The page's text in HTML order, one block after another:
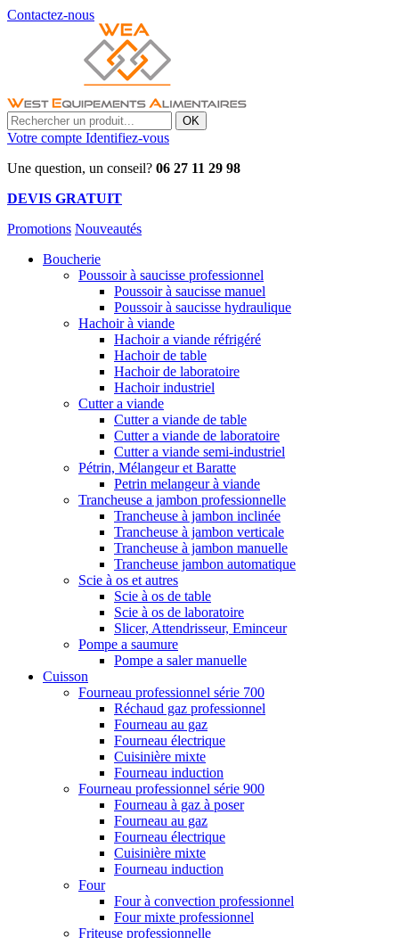
Contactez-nous
OK
Votre compte Identifiez-vous
Une question, un conseil? 06 27 11 29 98
DEVIS GRATUIT
Promotions Nouveautés
Boucherie
Poussoir à saucisse professionnel
Poussoir à saucisse manuel
Poussoir à saucisse hydraulique
Hachoir à viande
Hachoir a viande réfrigéré
Hachoir de table
Hachoir de laboratoire
Hachoir industriel
Cutter a viande
Cutter a viande de table
Cutter a viande de laboratoire
Cutter a viande semi-industriel
Pétrin, Mélangeur et Baratte
Petrin melangeur à viande
Trancheuse a jambon professionnelle
Trancheuse à jambon inclinée
Trancheuse à jambon verticale
Trancheuse à jambon manuelle
Trancheuse jambon automatique
Scie à os et autres
Scie à os de table
Scie à os de laboratoire
Slicer, Attendrisseur, Eminceur
Pompe a saumure
Pompe a saler manuelle
Cuisson
Fourneau professionnel série 700
Réchaud gaz professionnel
Fourneau au gaz
Fourneau électrique
Cuisinière mixte
Fourneau induction
Fourneau professionnel série 900
Fourneau à gaz à poser
Fourneau au gaz
Fourneau électrique
Cuisinière mixte
Fourneau induction
Four
Four à convection professionnel
Four mixte professionnel
Friteuse professionnelle